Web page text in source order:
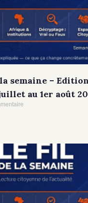
semaine –
au 1er août